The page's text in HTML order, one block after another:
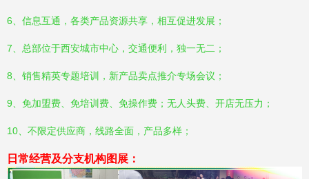
6、信息互通，各类产品资源共享，相互促进发展；
7、总部位于西安城市中心，交通便利，独一无二；
8、销售精英专题培训，新产品卖点推介专场会议；
9、免加盟费、免培训费、免操作费；无人头费、开店无压力；
10、不限定供应商，线路全面，产品多样；
日常经营及分支机构图展：